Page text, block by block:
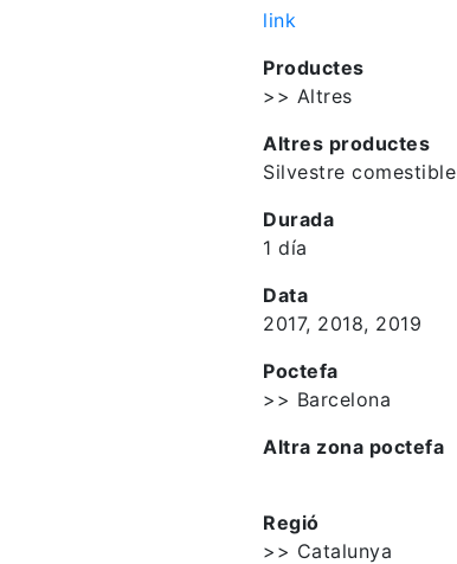
link
Productes
>> Altres
Altres productes
Silvestre comestible
Durada
1 día
Data
2017, 2018, 2019
Poctefa
>> Barcelona
Altra zona poctefa
Regió
>> Catalunya